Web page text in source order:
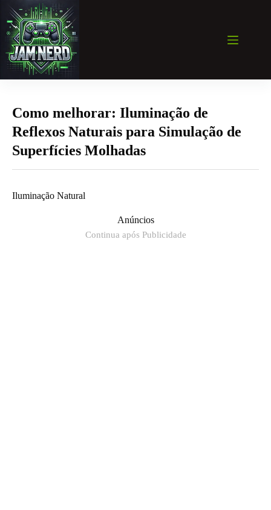
para
conteúdo
Como melhorar: Iluminação de
Reflexos Naturais para Simulação de
Superfícies Molhadas
Iluminação Natural
Anúncios
Continua após Publicidade